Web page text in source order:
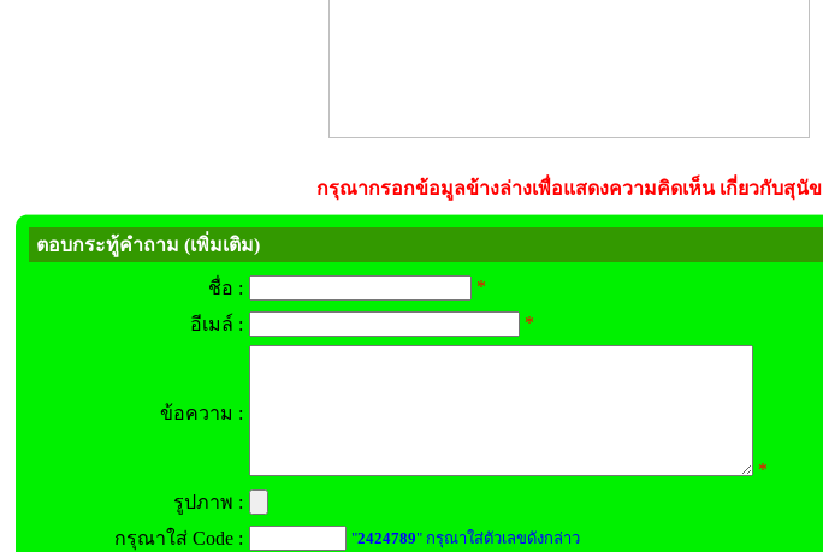
กรุณากรอกข้อมูลข้างล่างเพื่อแสดงความคิดเห็น เกี่ยวกับสุนัข
ตอบกระทู้คำถาม (เพิ่มเติม)
ชื่อ :
*
อีเมล์ :
*
ข้อความ :
*
รูปภาพ :
กรุณาใส่ Code :
"2424789" กรุณาใส่ตัวเลขดังกล่าว